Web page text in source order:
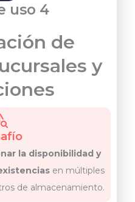
uso 4
de
y
la disponibilidad y
en múltiples
de almacenamiento.